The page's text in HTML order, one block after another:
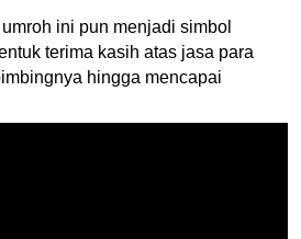
ini pun menjadi simbol
terima kasih atas jasa para
hingga mencapai